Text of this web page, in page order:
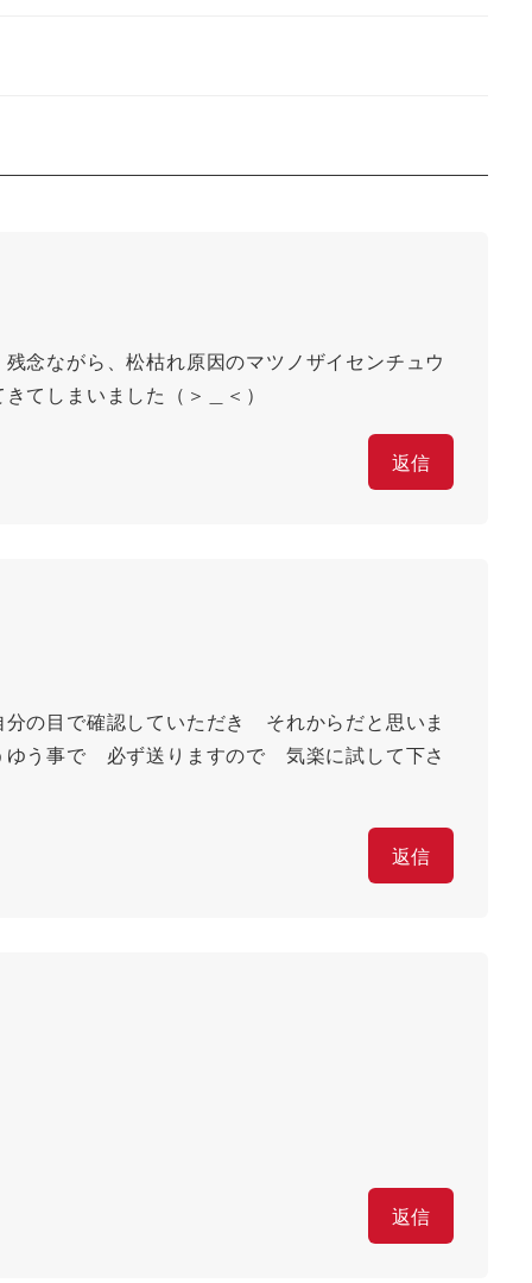
念ながら、松枯れ原因のマツノザイセンチュウ
てしまいました（＞＿＜）
返信
目で確認していただき それからだと思いま
う事で 必ず送りますので 気楽に試して下さ
返信
返信